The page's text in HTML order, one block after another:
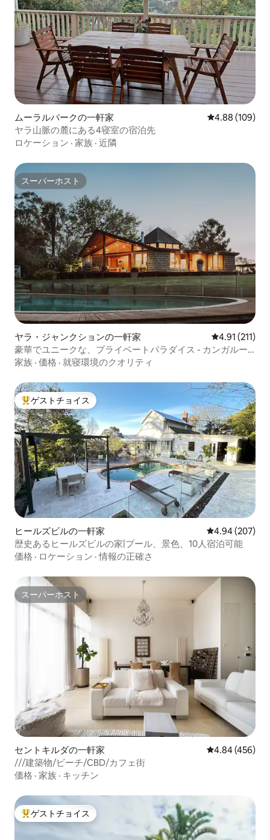
ムーラルバークの一軒家 レビュー109
4.88 (109)
ヤラ山脈の麓にある4寝室の宿泊先
ロケーション · 家族 · 近隣
スーパーホスト
スーパーホスト
ヤラ・ジャンクションの一軒家 レビュー211
4.91 (211)
豪華でユニークな、プライベートパラダイス - カンガルー
マナー
家族 · 価格 · 就寝環境のクオリティ
大好評のゲストチョイスです。
ゲストチョイス
ヒールズビルの一軒家 レビュー207
4.94 (207)
歴史あるヒールズビルの家|プール、景色、10人宿泊可能
価格 · ロケーション ·情報の正確さ
スーパーホスト
スーパーホスト
セントキルダの一軒家 レビュー456
4.84 (456)
///建築物/ビーチ/CBD/カフェ街
価格 · 家族 · キッチン
大好評のゲストチョイスです。
ゲストチョイス